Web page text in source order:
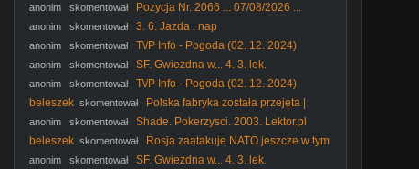
anonim skomentował Pozycja Nr. 2066 ... 07/08/2026 ...
anonim skomentował 3. 6. Jazda . nap
anonim skomentował T\/P Info - Pogoda (02. 12. 2024)
anonim skomentował SF. Gwiezdna w... 4. 3. lek.
anonim skomentował
T\/P Info - Pogoda (02. 12. 2024)
beleszek skomentował
Polska fabryka została przejęta |
Zwolnili wszystkich i zakład zamknęli
anonim skomentował
Shade. Pokerzysci. 2003. Lektor.pl
beleszek skomentował
Rosja zaatakuje NATO jeszcze w tym
anonim skomentował SF. Gwiezdna w... 4. 3. lek.